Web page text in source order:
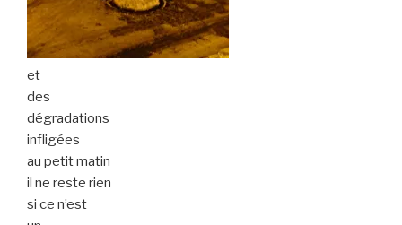
et
des
dégradations
infligées
au petit matin
il ne reste rien
si ce n’est